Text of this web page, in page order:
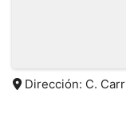
Dirección: C.